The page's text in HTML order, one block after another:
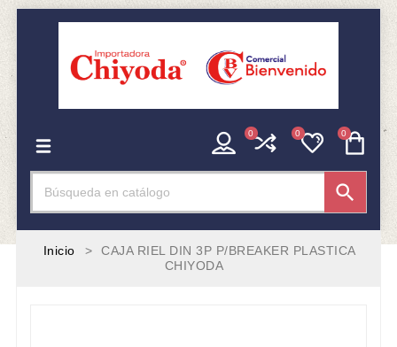
0
0
0

Inicio
CAJA RIEL DIN 3P P/BREAKER PLASTICA
CHIYODA